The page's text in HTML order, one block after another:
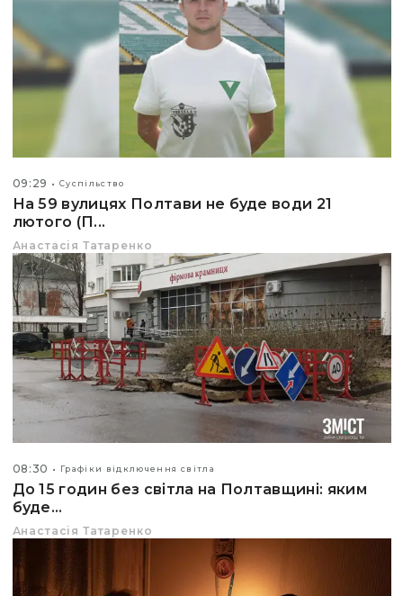
09:29 Суспільство
На 59 вулицях Полтави не буде води 21
лютого (П...
Анастасія Татаренко
08:30 Графіки відключення світла
До 15 годин без світла на Полтавщині: яким
буде...
Анастасія Татаренко